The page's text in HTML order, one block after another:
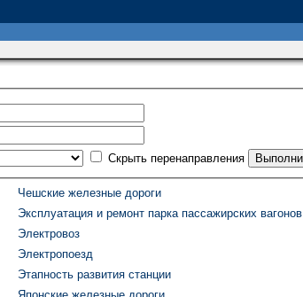
Скрыть перенаправления
Чешские железные дороги
Эксплуатация и ремонт парка пассажирских вагонов
Электровоз
Электропоезд
Этапность развития станции